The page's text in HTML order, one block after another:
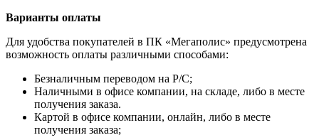
Варианты оплаты
Для удобства покупателей в ПК «Мегаполис» предусмотрена
возможность оплаты различными способами:
Безналичным переводом на Р/С;
Наличными в офисе компании, на складе, либо в месте
получения заказа.
Картой в офисе компании, онлайн, либо в месте
получения заказа;